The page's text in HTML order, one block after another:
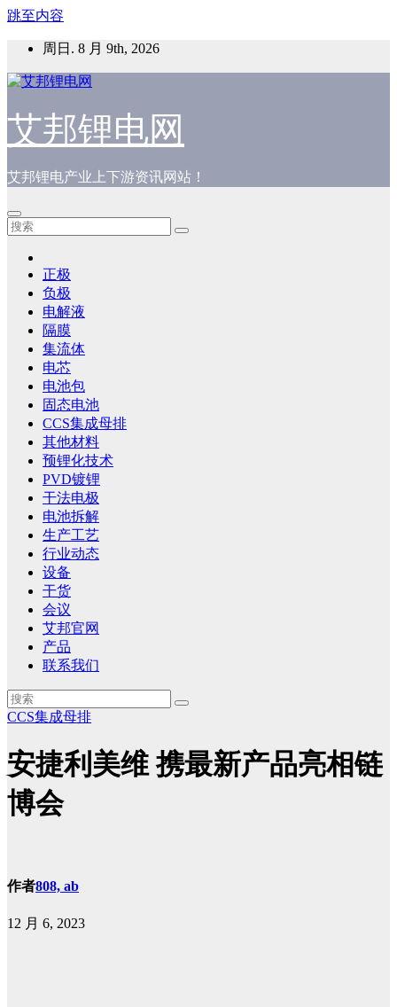
跳至内容
周日. 8 月 9th, 2026
艾邦锂电网
艾邦锂电产业上下游资讯网站！
正极
负极
电解液
隔膜
集流体
电芯
电池包
固态电池
CCS集成母排
其他材料
预锂化技术
PVD镀锂
干法电极
电池拆解
生产工艺
行业动态
设备
干货
会议
艾邦官网
产品
联系我们
CCS集成母排
安捷利美维 携最新产品亮相链
博会
作者808, ab
12 月 6, 2023